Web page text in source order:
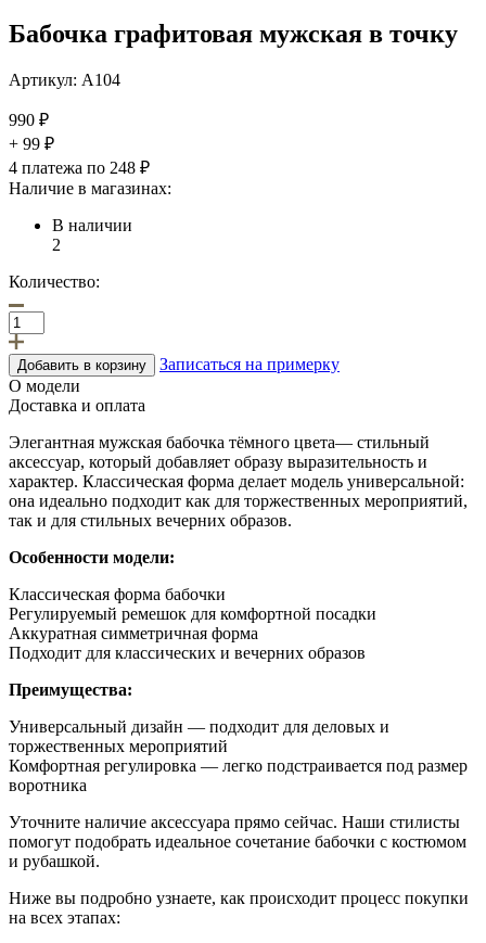
Бабочка графитовая мужская в точку
Артикул: А104
990 ₽
+ 99 ₽
4 платежа по 248 ₽
Наличие в магазинах:
В наличии
2
Количество:
Добавить в корзину
Записаться на примерку
О модели
Доставка и оплата
Элегантная мужская бабочка тёмного цвета— стильный
аксессуар, который добавляет образу выразительность и
характер. Классическая форма делает модель универсальной:
она идеально подходит как для торжественных мероприятий,
так и для стильных вечерних образов.
Особенности модели:
Классическая форма бабочки
Регулируемый ремешок для комфортной посадки
Аккуратная симметричная форма
Подходит для классических и вечерних образов
Преимущества:
Универсальный дизайн — подходит для деловых и
торжественных мероприятий
Комфортная регулировка — легко подстраивается под размер
воротника
Уточните наличие аксессуара прямо сейчас. Наши стилисты
помогут подобрать идеальное сочетание бабочки с костюмом
и рубашкой.
Ниже вы подробно узнаете, как происходит процесс покупки
на всех этапах: